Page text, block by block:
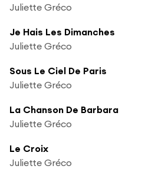
Juliette Gréco
Je Hais Les Dimanches
Juliette Gréco
Sous Le Ciel De Paris
Juliette Gréco
La Chanson De Barbara
Juliette Gréco
Le Croix
Juliette Gréco